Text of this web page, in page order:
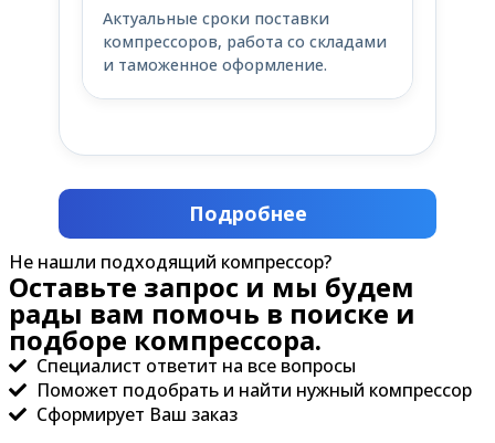
Актуальные сроки поставки
компрессоров, работа со складами
и таможенное оформление.
Подробнее
Не нашли подходящий компрессор?
Оставьте запрос и мы будем
рады вам помочь в поиске и
подборе компрессора.
Специалист ответит на все вопросы
Поможет подобрать и найти нужный компрессор
Сформирует Ваш заказ